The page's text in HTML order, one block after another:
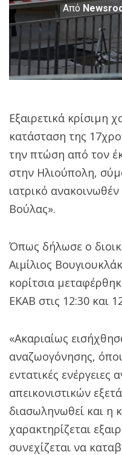
Από
Εξαιρετικά κρίσιμη
κατάσταση της
την πτώση από τον
στην Ηλιούπολη,
ιατρικό
Βούλας».
Όπως δήλωσε ο
Αιμίλιος
κορίτσια
ΕΚΑΒ στις 12:30 και
«Ακαριαίως
αναζωογόνησης,
εντατικές
απεικονιστικών
διασωληνωθεί και η
χαρακτηρίζεται
συνεχίζεται να